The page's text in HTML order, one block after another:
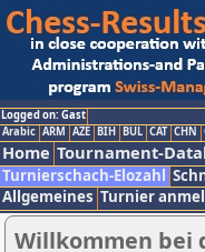
Logged on: Gast
Arabic ARM AZE BIH BUL CAT CHN
Home Tournament-
Turnierschach-Elozahl
Allgemeines Turnier
Willkommen bei